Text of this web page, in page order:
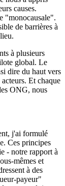
causes.
"monocausale".
de barrières à
à plusieurs
global. Le
dire du haut vers
Et chaque
ONG, nous
j'ai formulé
Ces principes
- notre rapport à
mêmes et
à des
payeur"